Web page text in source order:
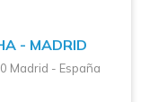
- MADRID
Madrid - España